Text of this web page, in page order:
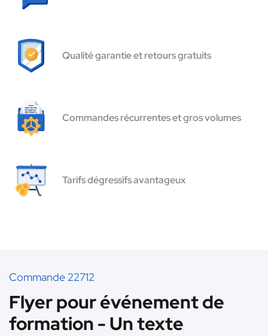
Qualité garantie et retours gratuits
Commandes récurrentes et gros volumes
Tarifs dégressifs avantageux
Commande 22712
Flyer pour événement de
formation - Un texte